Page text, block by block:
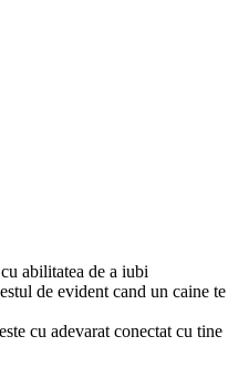
abilitatea de a iubi
de evident cand un caine te
cu adevarat conectat cu tine